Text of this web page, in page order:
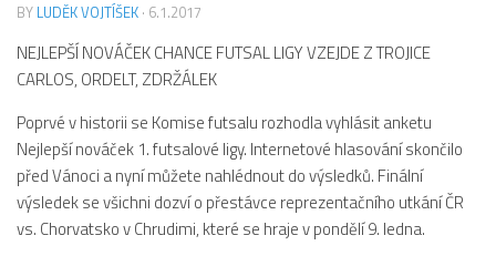
Fotogalerie
Klub
Kontakt
Vedení
Historie
Dokumenty
Aktuality
BY LUDĚK VOJTÍŠEK · 6.1.2017
NEJLEPŠÍ NOVÁČEK CHANCE FUTSAL LIGY VZEJDE Z TROJICE
CARLOS, ORDELT, ZDRŽÁLEK
Poprvé v historii se Komise futsalu rozhodla vyhlásit anketu
Nejlepší nováček 1. futsalové ligy. Internetové hlasování skončilo
před Vánoci a nyní můžete nahlédnout do výsledků. Finální
výsledek se všichni dozví o přestávce reprezentačního utkání ČR
vs. Chorvatsko v Chrudimi, které se hraje v pondělí 9. ledna.